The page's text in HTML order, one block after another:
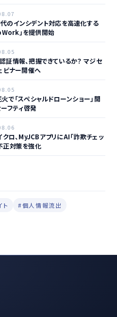
のインシデント対応を高速化する
」を提供開始
証情報、把握できているか？ マジセ
ビナー開催へ
で「スペシャルドローンショー」開
フティ啓発
ロ、MyJCBアプリにAI「詐欺チェッ
正対策を強化
ト #個人情報流出